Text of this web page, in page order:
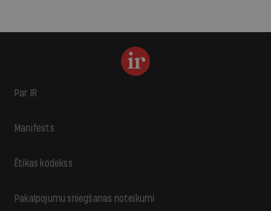
Par IR
Manifests
Ētikas kodekss
Pakalpojumu sniegšanas noteikumi